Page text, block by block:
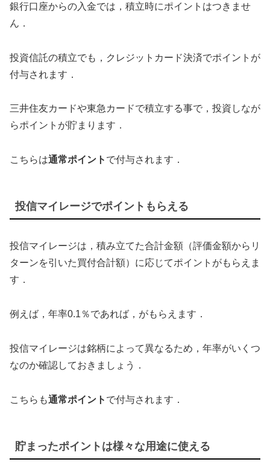
銀行口座からの入金では，積立時にポイントはつきませ
ん．
投資信託の積立でも，クレジットカード決済でポイントが
付与されます．
三井住友カードや東急カードで積立する事で，投資しなが
らポイントが貯まります．
こちらは通常ポイント で付与されます．
投信マイレージでポイントもらえる
投信マイレージは，積み立てた合計金額（評価金額からリ
ターンを引いた買付合計額）に応じてポイントがもらえま
す．
例えば，年率0.1％であれば，がもらえます．
投信マイレージは銘柄によって異なるため，年率がいくつ
なのか確認しておきましょう．
こちらも通常ポイント で付与されます．
貯まったポイントは様々な用途に使える